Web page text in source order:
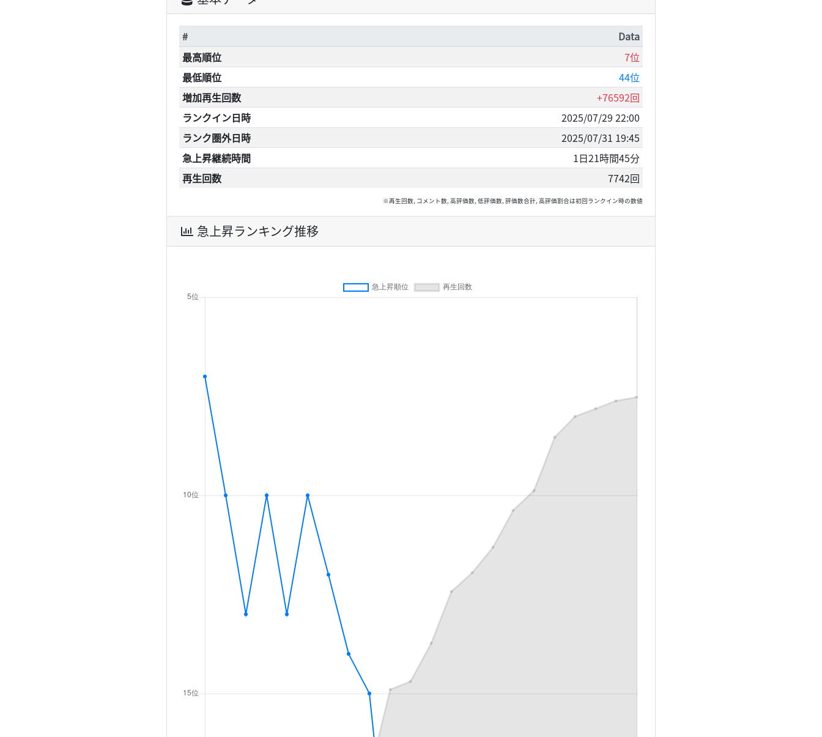
#
Data
最高順位
7位
最低順位
44位
増加再生回数
+76592回
ランクイン日時
2025/07/29 22:00
ランク圏外日時
2025/07/31 19:45
急上昇継続時間
1日21時間45分
再生回数
7742回
※再生回数, コメント数, 高評価数, 低評価数, 評価数合計, 高評価割合は初回ランクイン時の数値
急上昇ランキング推移